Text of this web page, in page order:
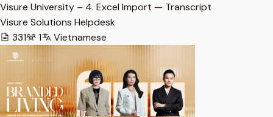
Visure University – 4. Excel Import — Transcript
Visure Solutions Helpdesk
331
1 Vietnamese